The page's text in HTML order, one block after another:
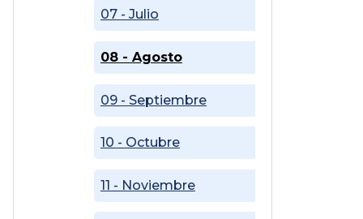
07 - Julio
08 - Agosto
09 - Septiembre
10 - Octubre
11 - Noviembre